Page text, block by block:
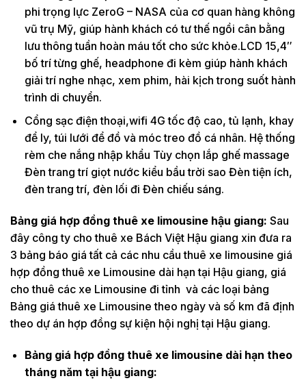
phi trọng lực ZeroG – NASA của cơ quan hàng không
vũ trụ Mỹ, giúp hành khách có tư thế ngồi cân bằng
lưu thông tuần hoàn máu tốt cho sức khỏe.LCD 15,4″
bố trí từng ghế, headphone đi kèm giúp hành khách
giải trí nghe nhạc, xem phim, hài kịch trong suốt hành
trình di chuyển.
Cổng sạc điện thoại,wifi 4G tốc độ cao, tủ lạnh, khay
để ly, túi lưới để đồ và móc treo đồ cá nhân. Hệ thống
rèm che nắng nhập khẩu Tùy chọn lắp ghế massage
Đèn trang trí giọt nước kiểu bầu trời sao Đèn tiện ích,
đèn trang trí, đèn lối đi Đèn chiếu sáng.
Bảng giá hợp đồng thuê xe limousine hậu giang: Sau
đây công ty cho thuê xe Bách Việt Hậu giang xin đưa ra
3 bảng báo giá tất cả các nhu cầu thuê xe limousine giá
hợp đồng thuê xe Limousine dài hạn tại Hậu giang, giá
cho thuê các xe Limousine đi tỉnh và các loại bảng
Bảng giá thuê xe Limousine theo ngày và số km đã định
theo dự án hợp đồng sự kiện hội nghị tại Hậu giang.
Bảng giá hợp đồng thuê xe limousine dài hạn theo
tháng năm tại hậu giang: